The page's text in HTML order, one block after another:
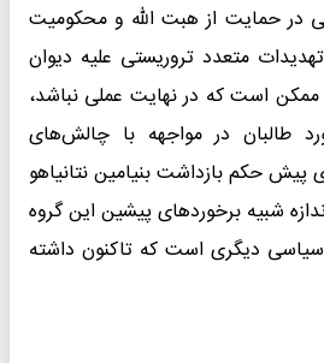
در حمایت از هبت الله و محکومیت
متعدد تروریستی علیه دیوان
ممکن است که در نهایت عملی نباشد،
طالبان در مواجهه با چالش‌های
حکم بازداشت بنیامین نتانیاهو
شبیه برخوردهای پیشین این گروه
دیگری است که تاکنون داشته